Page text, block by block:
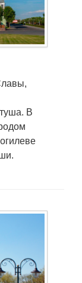
В